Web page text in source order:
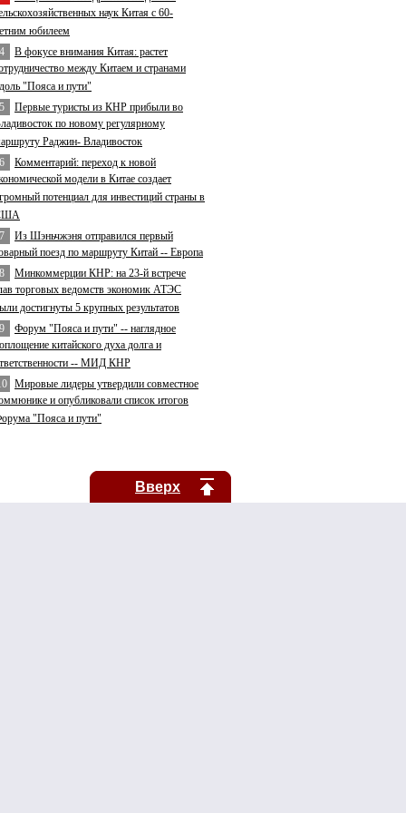
наук Китая с 60-
юбилеем
4 В фокусе внимания Китая: растет
между Китаем и странами
"Пояса и пути"
5 Первые туристы из КНР прибыли во
по новому регулярному
Раджин- Владивосток
6 Комментарий: переход к новой
модели в Китае создает
потенциал для инвестиций страны в
7 Из Шэньчжэня отправился первый
поезд по маршруту Китай -- Европа
8 Минкоммерции КНР: на 23-й встрече
торговых ведомств экономик АТЭС
достигнуты 5 крупных результатов
9 Форум "Пояса и пути" -- наглядное
китайского духа долга и
-- МИД КНР
Мировые лидеры утвердили совместное
и опубликовали список итогов
"Пояса и пути"
Вверх